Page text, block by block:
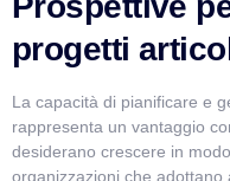
progetti
La capacità di pianificare e
rappresenta un vantaggio
desiderano crescere in
organizzazioni che